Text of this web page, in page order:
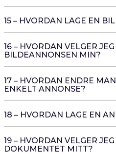
15 – HVORDAN LAGE EN
16 – HVORDAN VELGER
BILDEANNONSEN MIN?
17 – HVORDAN ENDRE
ENKELT ANNONSE?
18 – HVORDAN LAGE EN
19 – HVORDAN VELGER
DOKUMENTET MITT?